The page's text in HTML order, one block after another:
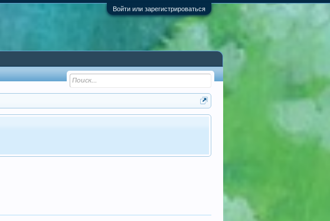
Войти или зарегистрироваться